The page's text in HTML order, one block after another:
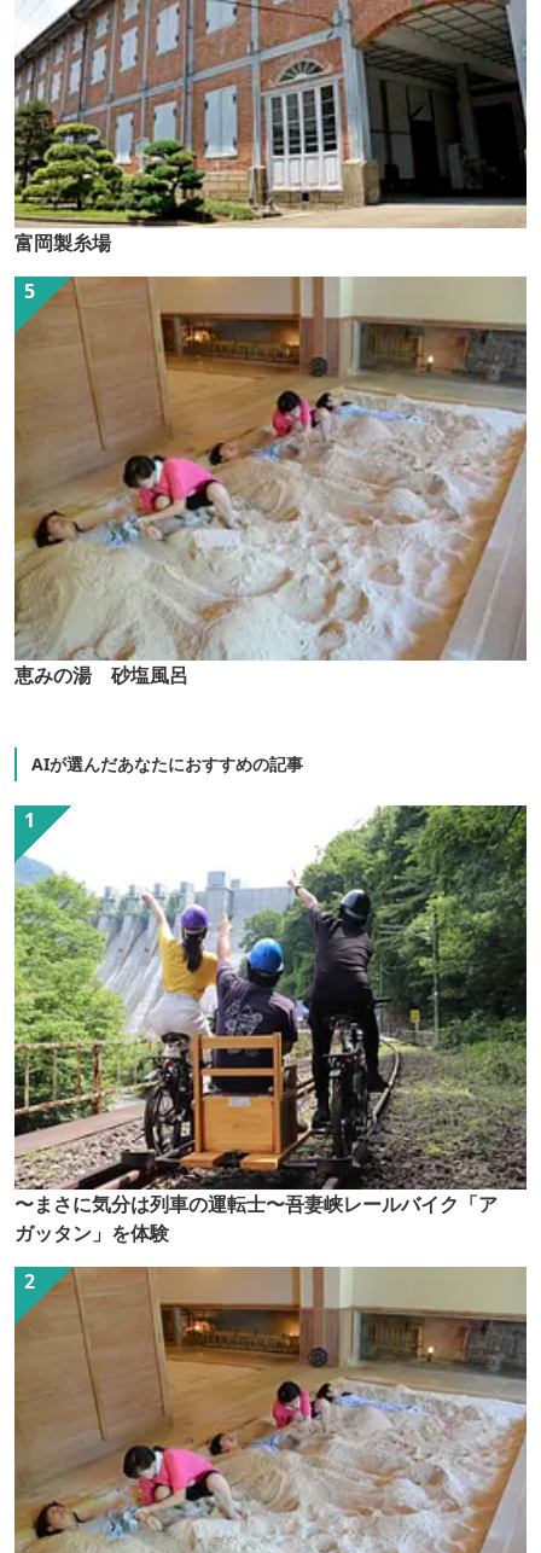
富岡製糸場
恵みの湯 砂塩風呂
AIが選んだあなたにおすすめの記事
〜まさに気分は列車の運転士〜吾妻峡レールバイク「ア
ガッタン」を体験